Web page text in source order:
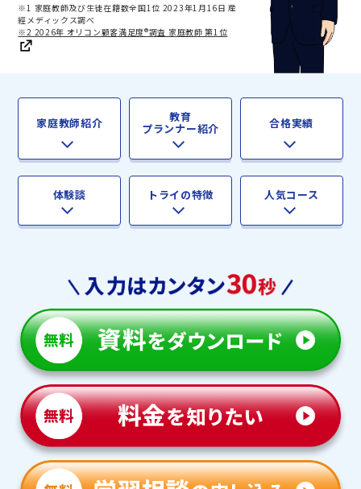
※1 家庭教師及び生徒在籍数全国1位 2023年1月16日 産
經メディックス調べ
※2 2026年 オリコン顧客満足度®調査 家庭教師 第1位
家庭教師紹介 教育
プランナー紹介 合格実績
体験談 トライの特徴 人気コース